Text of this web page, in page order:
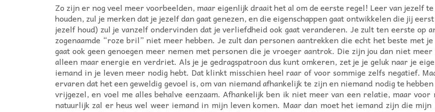
Zo zijn er nog veel meer voorbeelden, maar eigenlijk draait het al om de eerste regel! Leer van jezelf
houden, zul je merken dat je jezelf dan gaat genezen, en die eigenschappen gaat ontwikkelen die jij
jezelf houd) zul je vanzelf ondervinden dat je verliefdheid ook gaat veranderen. Je zult ten eerste op
zogenaamde “roze bril” niet meer hebben. Je zult dan personen aantrekken die echt het beste met
gaat ook geen genoegen meer nemen met personen die je vroeger aantrok. Die zijn jou dan niet
alleen maar energie en verdriet. Als je je gedragspatroon dus kunt omkeren, zet je je geluk naar je
iemand in je leven meer nodig hebt. Dat klinkt misschien heel raar of voor sommige zelfs negatief.
ervaren dat het een geweldig gevoel is, om van niemand afhankelijk te zijn en niemand nodig te
vrijgezel, en voel me alles behalve eenzaam. Afhankelijk ben ik niet meer van een relatie, maar
natuurlijk zal er heus wel weer iemand in mijn leven komen. Maar dan moet het iemand zijn die